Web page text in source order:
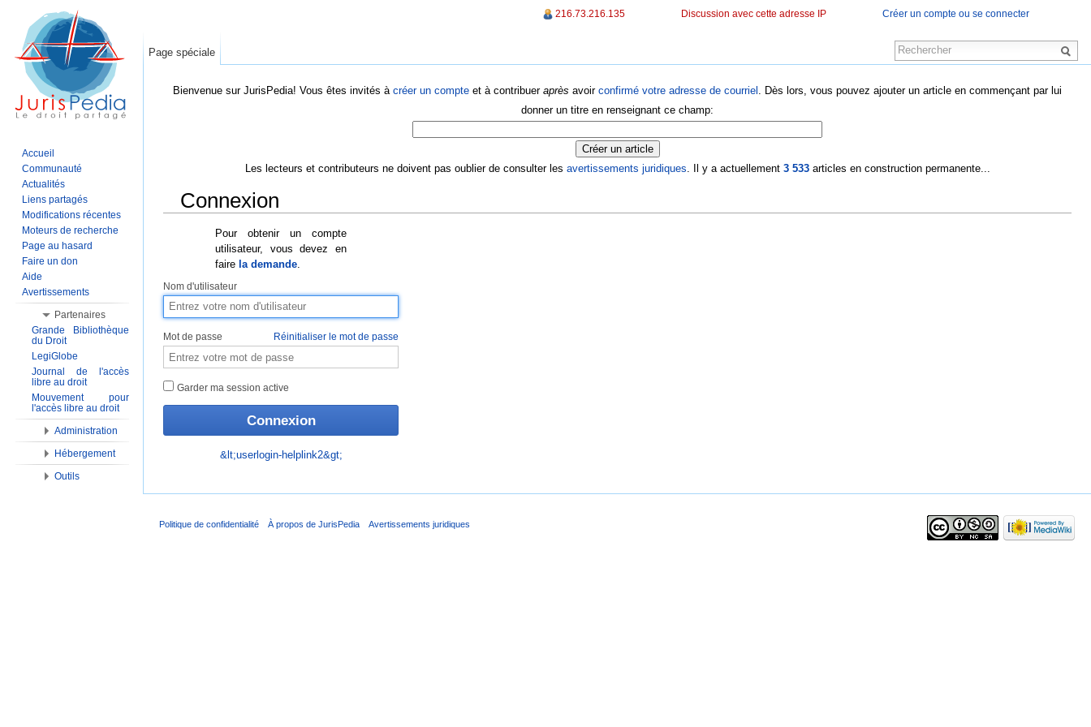
Bienvenue sur JurisPedia! Vous êtes invités à créer un compte et à contribuer après avoir confirmé votre adresse de courriel . Dès lors, vous pouvez ajouter un article en commençant par lui
donner un titre en renseignant ce champ:
Les lecteurs et contributeurs ne doivent pas oublier de consulter les avertissements juridiques. Il y a actuellement 3 533articles en construction permanente...
Connexion
Pour obtenir un compte
utilisateur, vous devez en
faire la demande
Nom d'utilisateur
Mot de passe Réinitialiser le mot de passe
Garder ma session active
&lt;userlogin-helplink2&gt;
216.73.216.135 Discussion avec cette adresse IP Créer un compte ou se connecter
Page spéciale
Accueil
Communauté
Actualités
Liens partagés
Modifications récentes
Moteurs de recherche
Page au hasard
Faire un don
Aide
Avertissements
Partenaires
Grande Bibliothèque
du Droit
LegiGlobe
Journal de l'accès
libre au droit
Mouvement pour
l'accès libre au droit
Administration
Hébergement
Outils
Politique de confidentialité À propos de JurisPedia Avertissements juridiques